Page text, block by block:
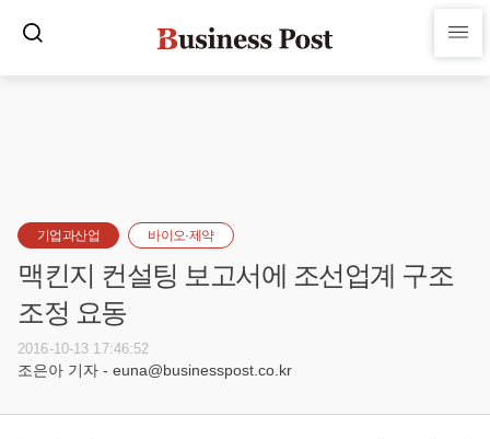
기업과산업 바이오·제약
맥킨지 컨설팅 보고서에 조선업계 구조
조정 요동
2016-10-13 17:46:52
조은아 기자 - euna@businesspost.co.kr